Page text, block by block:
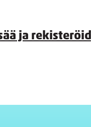
ja